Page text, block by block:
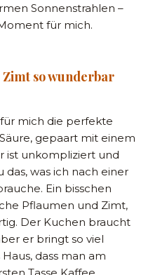
Sonnenstrahlen –
für mich.
so wunderbar
mich die perfekte
gepaart mit einem
ist unkompliziert und
was ich nach einer
Ein bisschen
Pflaumen und Zimt,
Der Kuchen braucht
er bringt so viel
dass man am